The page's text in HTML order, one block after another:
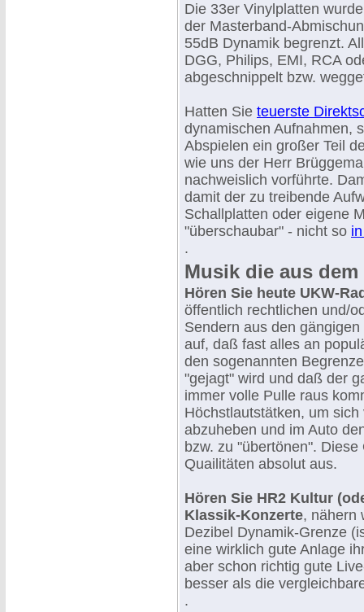
Die 33er Vinylplatten
der Masterband-
55dB Dynamik begrenzt.
DGG, Philips, EMI, RCA
abgeschnippelt bzw.
Hatten Sie teuerste
dynamischen Aufnahmen,
Abspielen ein großer Teil
wie uns der Herr
nachweislich vorführte.
damit der zu treibende
Schallplatten oder eigene
"überschaubar" - nicht so
.
Musik die aus
Hören Sie heute UKW-
öffentlich rechtlichen und/
Sendern aus den
auf, daß fast alles an
den sogenannten
"gejagt" wird und daß der
immer volle Pulle raus
Höchstlautstätken, um
abzuheben und im Auto
bzw. zu "übertönen".
Quailitäten absolut aus.
Hören Sie HR2 Kultur
Klassik-Konzerte, nähern
Dezibel Dynamik-Grenze
eine wirklich gute Anlage
aber schon richtig gute
besser als die
.